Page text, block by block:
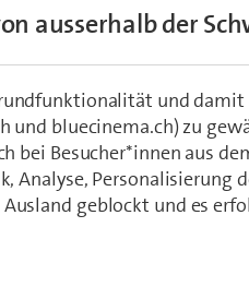
den Telefondienst auf
ausserhalb der
und damit
und bluecinema.ch) zu
bei Besucher*innen aus
Analyse, Personalisierung
geblockt und es